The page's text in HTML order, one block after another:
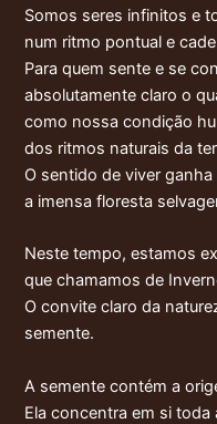
Somos seres infinitos e
num ritmo pontual e
Para quem sente e se
absolutamente claro o
como nossa condição
dos ritmos naturais da
O sentido de viver
a imensa floresta
Neste tempo, estamos
que chamamos de
O convite claro da
semente.
A semente contém a
Ela concentra em si